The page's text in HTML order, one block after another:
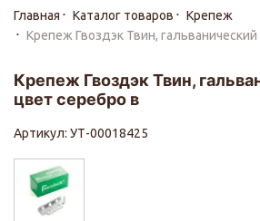
Главная Каталог товаров
Крепеж
Крепеж Гвоздэк Твин,
Крепеж Гвоздэк Твин,
цвет серебро в
Артикул: УТ-00018425